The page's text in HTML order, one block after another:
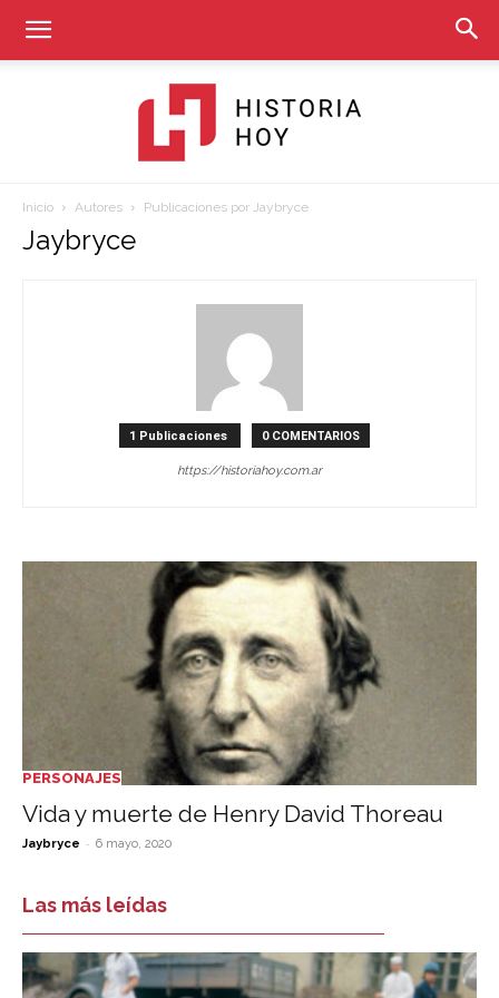
Historia
Inicio Autores Publicaciones por Jaybryce
Jaybryce
1 Publicaciones 0 COMENTARIOS
https://historiahoy.com.ar
PERSONAJES
Vida y muerte de Henry David Thoreau
Jaybryce - 6 mayo, 2020
Las más leídas